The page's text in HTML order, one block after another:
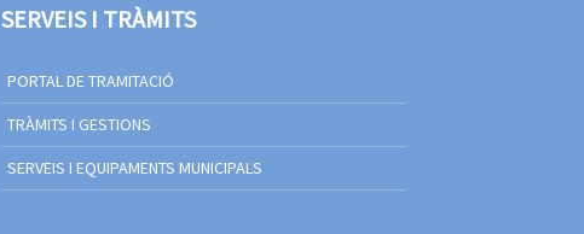
SERVEIS I TRÀMITS
PORTAL DE TRAMITACIÓ
TRÀMITS I GESTIONS
SERVEIS I EQUIPAMENTS MUNICIPALS